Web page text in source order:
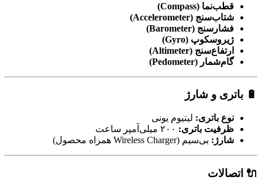
قطب‌نما (Compass)
شتاب‌سنج (Accelerometer)
فشارسنج (Barometer)
ژیروسکوپ (Gyro)
ارتفاع‌سنج (Altimeter)
گام‌شمار (Pedometer)
🔋 باتری و شارژ
نوع باتری: لیتیوم یونی
ظرفیت باتری:
شارژ: بی‌سیم (Wireless Charger همراه محصول)
🔌 اتصالات